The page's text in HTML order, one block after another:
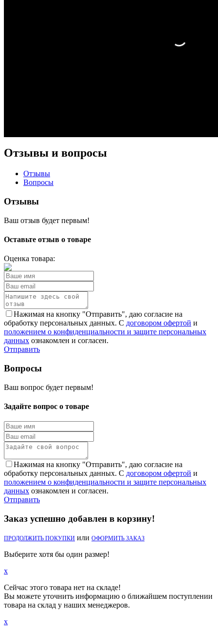
Отзывы и вопросы
Отзывы
Вопросы
Отзывы
Ваш отзыв будет первым!
Оставьте отзыв о товаре
Оценка товара:
Нажимая на кнопку "Отправить", даю согласие на
обработку персональных данных. С договором офертой и
положением о конфиденциальности и защите персональных
данных ознакомлен и согласен.
Отправить
Вопросы
Ваш вопрос будет первым!
Задайте вопрос о товаре
Нажимая на кнопку "Отправить", даю согласие на
обработку персональных данных. С договором офертой и
положением о конфиденциальности и защите персональных
данных ознакомлен и согласен.
Отправить
Заказ успешно добавлен в корзину!
ПРОДОЛЖИТЬ ПОКУПКИ или ОФОРМИТЬ ЗАКАЗ
Выберите хотя бы один размер!
x
Сейчас этого товара нет на складе!
Вы можете уточнить информацию о ближайшем поступлении
товара на склад у наших менеджеров.
x